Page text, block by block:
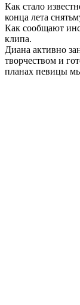
Как стало
конца лета
Как сообщают
клипа.
Диана активно
творчеством и
планах певицы